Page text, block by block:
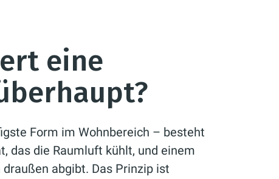
eine
Form im Wohnbereich – besteht
das die Raumluft kühlt, und einem
abgibt. Das Prinzip ist